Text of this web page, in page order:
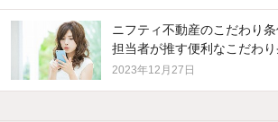
ニフティ不動産のこだわり条
担当者が推す便利なこだわ
2023年12月27日